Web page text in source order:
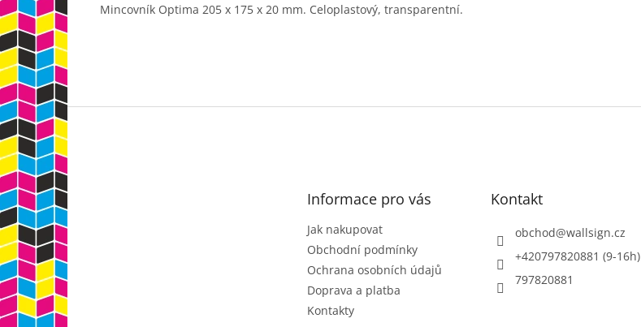
Mincovník Optima 205 x 175 x 20 mm. Celoplastový, transparentní.
Z
á
p
a
t
í
Informace pro vás
Jak nakupovat
Obchodní podmínky
Ochrana osobních údajů
Doprava a platba
Kontakty
Kontakt
obchod@wallsign.cz
+420797820881 (9-16h)
797820881